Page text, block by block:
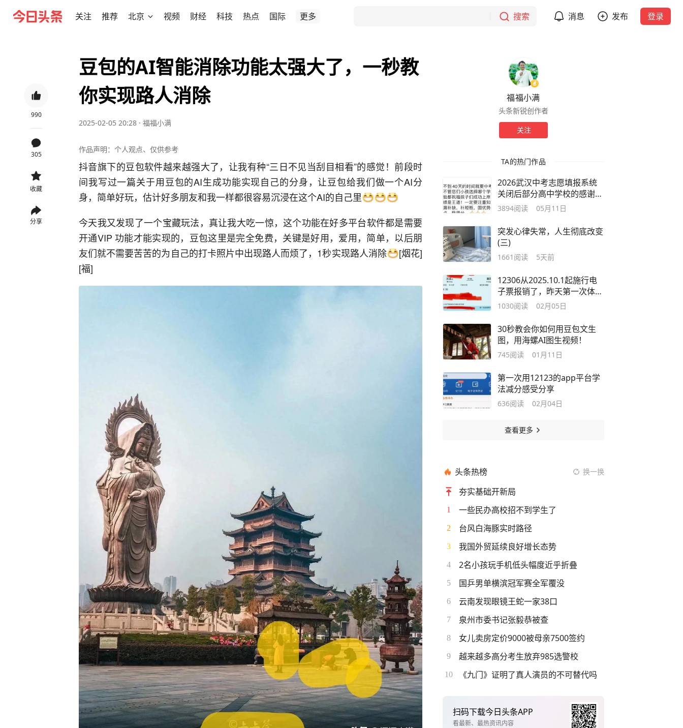
关注 推荐 北京 视频 财经 科技 热点 国际 更多 搜索 消息 发布 登录
990
305
收藏
分享
豆包的AI智能消除功能太强大了，一秒教
你实现路人消除
2025-02-05 20:28 · 福福小满
作品声明：个人观点、仅供参考
抖音旗下的豆包软件越来越强大了，让我有种“三日不见当刮目相看”的感觉！前段时
间我写过一篇关于用豆包的AI生成功能实现自己的分身，让豆包给我们做一个AI分
身，简单好玩，估计好多朋友和我一样都很容易沉浸在这个AI的自己里
今天我又发现了一个宝藏玩法，真让我大吃一惊，这个功能在好多平台软件都是需要
开通VIP 功能才能实现的，豆包这里是完全免费，关键是好用，爱用，简单，以后朋
友们就不需要苦苦的为自己的打卡照片中出现路人而烦了，1秒实现路人消除
[烟花]
[福]
福福小满
头条新锐创作者
关注
TA的热门作品
2026武汉中考志愿填报系统
关闭后部分高中学校的感谢语
盘点
3894阅读 05月11日
突发心律失常，人生彻底改变
(三)
1661 阅读 5天前
12306从2025.10.1起施行电
子票报销了，昨天第一次体验
之感受！
1030阅读 02月05日
30秒教会你如何用豆包文生
图，用海螺AI图生视频！
745阅读 01月11日
第一次用12123的app平台学
法减分感受分享
636阅读 02月04日
查看更多
头条热榜 换一换
夯实基础开新局
1 一些民办高校招不到学生了
2 台风白海豚实时路径
3 我国外贸延续良好增长态势
4 2名小孩玩手机低头幅度近乎折叠
5 国乒男单横滨冠军赛全军覆没
6 云南发现眼镜王蛇一家38口
7 泉州市委书记张毅恭被查
8 女儿卖房定价9000被母亲7500签约
9 越来越多高分考生放弃985选警校
10 《九门》证明了真人演员的不可替代吗
扫码下载今日头条APP
看最新、最热资讯内容